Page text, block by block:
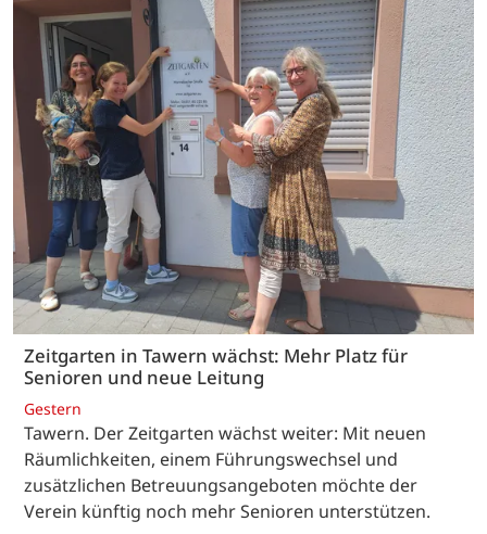
Zeitgarten in Tawern wächst: Mehr Platz für
Senioren und neue Leitung
Gestern
Tawern. Der Zeitgarten wächst weiter: Mit neuen
Räumlichkeiten, einem Führungswechsel und
zusätzlichen Betreuungsangeboten möchte der
Verein künftig noch mehr Senioren unterstützen.